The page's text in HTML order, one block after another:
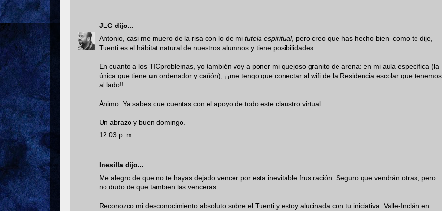
JLG dijo...
Antonio, casi me muero de la risa con lo de mi tutela espiritual, pero creo que has hecho bien: como te dije,
Tuenti es el hábitat natural de nuestros alumnos y tiene posibilidades.
En cuanto a los TICproblemas, yo también voy a poner mi quejoso granito de arena: en mi aula específica (la
única que tiene un ordenador y cañón), ¡¡me tengo que conectar al wifi de la Residencia escolar que tenemos
al lado!!
Ánimo. Ya sabes que cuentas con el apoyo de todo este claustro virtual.
Un abrazo y buen domingo.
12:03 p. m.
Inesilla dijo...
Me alegro de que no te hayas dejado vencer por esta inevitable frustración. Seguro que vendrán otras, pero
no dudo de que también las vencerás.
Reconozco mi desconocimiento absoluto sobre el Tuenti y estoy alucinada con tu iniciativa. Valle-Inclán en